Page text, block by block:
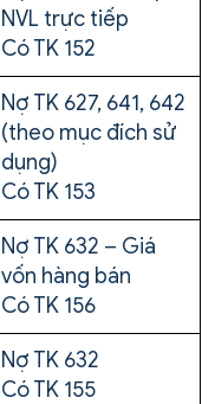
NVL trực tiếp
Có TK 152
Nợ TK 627, 641, 642
(theo mục đích sử
dụng)
Có TK 153
Nợ TK 632 – Giá
vốn hàng bán
Có TK 156
Nợ TK 632
Có TK 155